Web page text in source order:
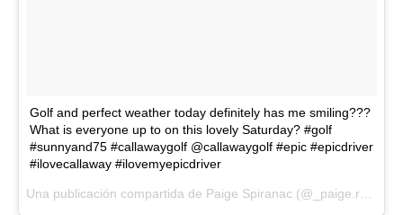
Golf and perfect weather today definitely has me smiling???
What is everyone up to on this lovely Saturday? #golf
#sunnyand75 #callawaygolf @callawaygolf #epic #epicdriver
#ilovecallaway #ilovemyepicdriver